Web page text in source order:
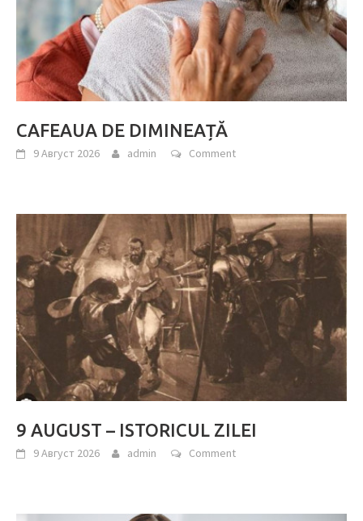
CAFEAUA DE DIMINEAȚĂ
9 Август 2026 admin Comment
9 AUGUST – ISTORICUL ZILEI
9 Август 2026 admin Comment